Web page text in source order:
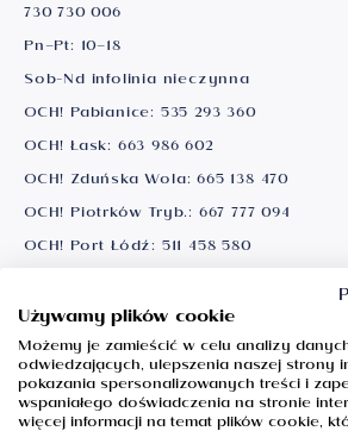
Ważne informacje
730 730 006
Pn–Pt: 10–18
Sob-Nd infolinia nieczynna
OCH! Pabianice: 535 293 360
OCH! Łask: 663 986 602
OCH! Zduńska Wola:665 138 470
OCH! Piotrków Tryb.: 667 777 094
OCH! Port Łódź: 511 458 580
Obserwuj nas
Facebook
Używamy plików cookie
Możemy je zamieścić w celu analizy
odwiedzających, ulepszenia naszej strony
pokazania spersonalizowanych treści i
wspaniałego doświadczenia na stronie
więcej informacji na temat plików cookie,